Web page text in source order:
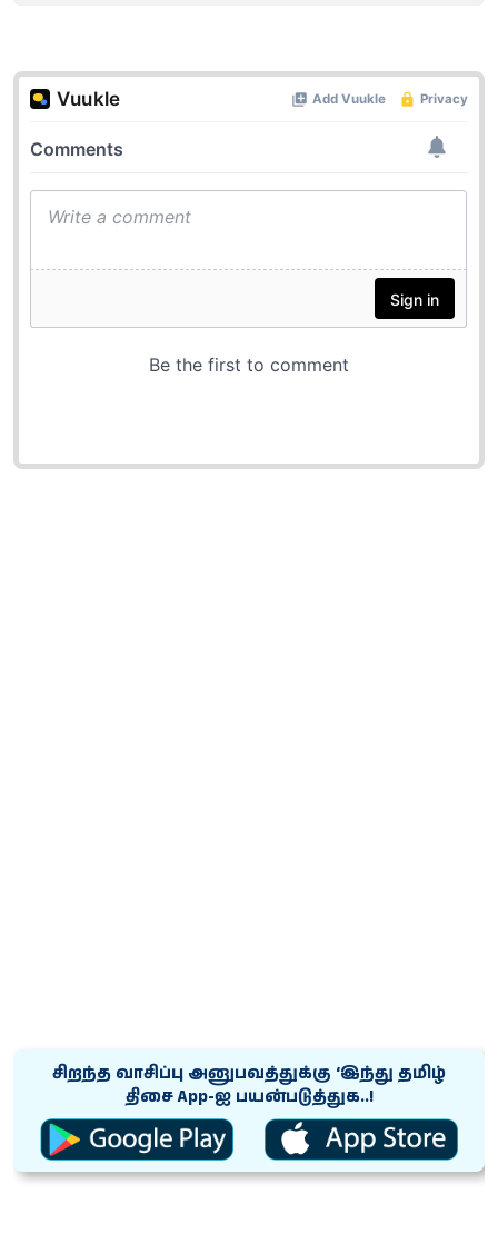
சிறந்த வாசிப்பு அனுபவத்துக்கு ‘இந்து தமிழ்
திசை App-ஐ பயன்படுத்துக..!